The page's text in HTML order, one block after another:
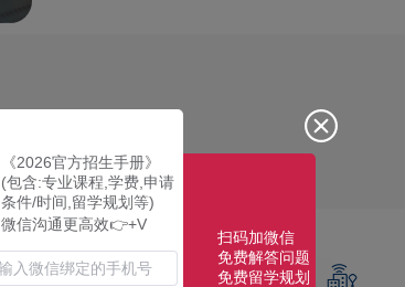
《2026官方招生手册》
(包含:专业课程,学费,申请
条件/时间,留学规划等)
微信沟通更高效👉+V
扫码加微信
免费解答问题
免费留学规划